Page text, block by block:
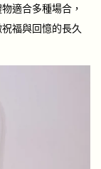
適合多種場合，
福與回憶的長久